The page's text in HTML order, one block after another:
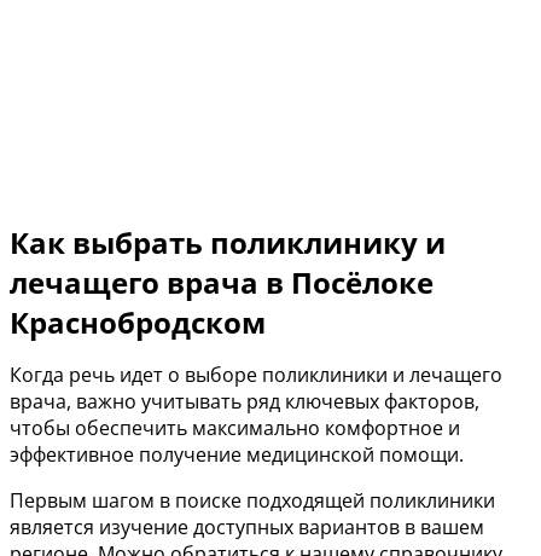
Как выбрать поликлинику и
лечащего врача в Посёлоке
Краснобродском
Когда речь идет о выборе поликлиники и лечащего
врача, важно учитывать ряд ключевых факторов,
чтобы обеспечить максимально комфортное и
эффективное получение медицинской помощи.
Первым шагом в поиске подходящей поликлиники
является изучение доступных вариантов в вашем